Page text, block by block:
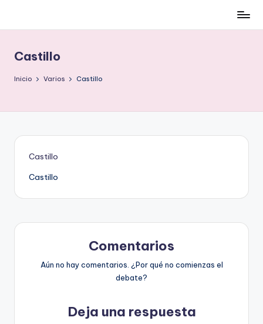
contenido
low-
cost
y
Castillo
Inicio Varios Castillo
Castillo
Castillo
Comentarios
Aún no hay comentarios. ¿Por qué no comienzas el
debate?
Deja una respuesta